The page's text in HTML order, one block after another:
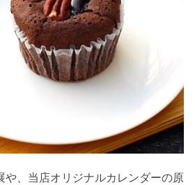
や、当店オリジナルカレンダーの原